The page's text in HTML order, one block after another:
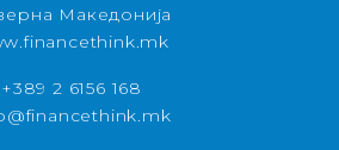
Македонија
+389 2 6156 168